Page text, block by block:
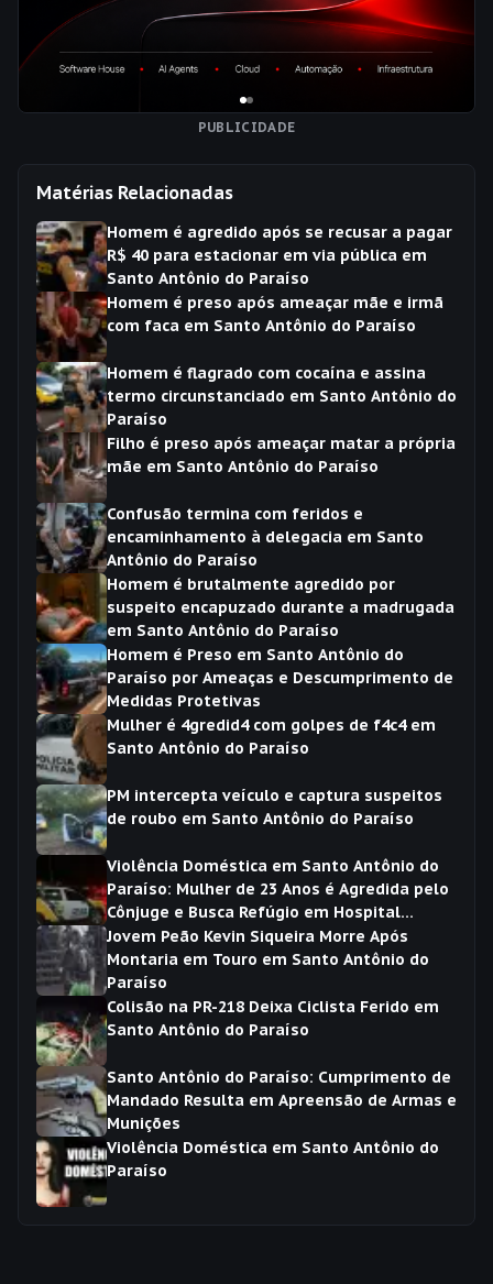
PUBLICIDADE
Matérias Relacionadas
Homem é agredido após se recusar a pagar
R$ 40 para estacionar em via pública em
Santo Antônio do Paraíso
Homem é preso após ameaçar mãe e irmã
com faca em Santo Antônio do Paraíso
Homem é flagrado com cocaína e assina
termo circunstanciado em Santo Antônio do
Paraíso
Filho é preso após ameaçar matar a própria
mãe em Santo Antônio do Paraíso
Confusão termina com feridos e
encaminhamento à delegacia em Santo
Antônio do Paraíso
Homem é brutalmente agredido por
suspeito encapuzado durante a madrugada
em Santo Antônio do Paraíso
Homem é Preso em Santo Antônio do
Paraíso por Ameaças e Descumprimento de
Medidas Protetivas
Mulher é 4gredid4 com golpes de f4c4 em
Santo Antônio do Paraíso
PM intercepta veículo e captura suspeitos
de roubo em Santo Antônio do Paraíso
Violência Doméstica em Santo Antônio do
Paraíso: Mulher de 23 Anos é Agredida pelo
Cônjuge e Busca Refúgio em Hospital
Municipal
Jovem Peão Kevin Siqueira Morre Após
Montaria em Touro em Santo Antônio do
Paraíso
Colisão na PR-218 Deixa Ciclista Ferido em
Santo Antônio do Paraíso
Santo Antônio do Paraíso: Cumprimento de
Mandado Resulta em Apreensão de Armas e
Munições
Violência Doméstica em Santo Antônio do
Paraíso